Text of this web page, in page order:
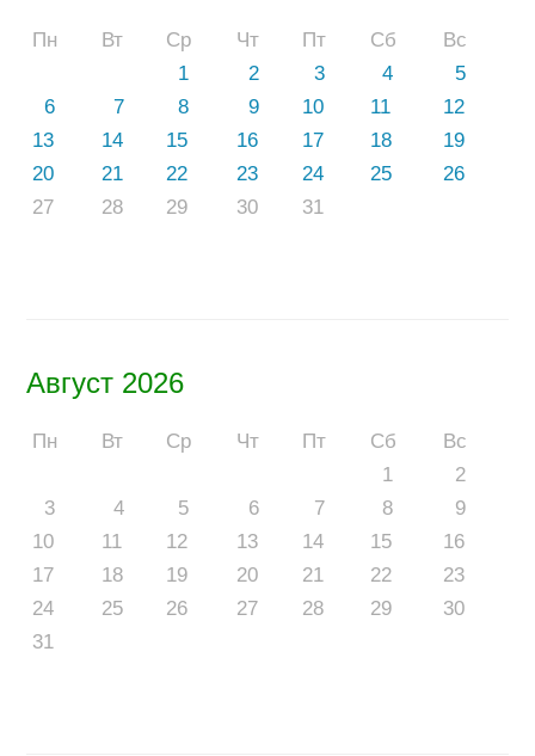
Пн Вт Ср Чт Пт Сб
Вс
1
2 3 4
5
6
7 8 9 10 11
12
13
14 15 16 17 18
19
20
21 22 23 24 25
26
27
28 29 30 31
Август 2026
Пн Вт Ср Чт Пт Сб
Вс
1
2
3
4 5 6 7 8
9
10
11 12 13 14 15
16
17
18 19 20 21 22
23
24
25 26 27 28 29
30
31